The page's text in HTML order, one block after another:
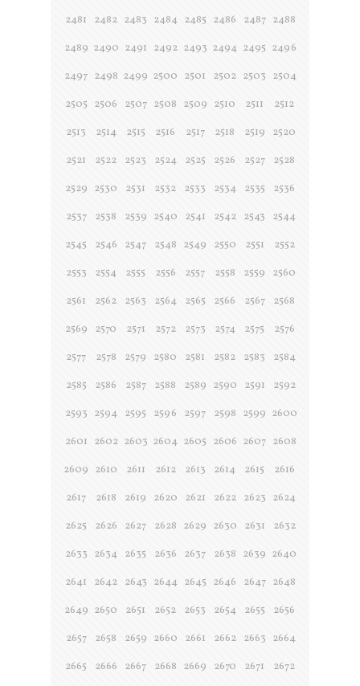
2481
2482 2483 2484 2485 2486 2487 2488
2489 2490 2491 2492 2493 2494 2495 2496
2497 2498 2499 2500 2501 2502 2503 2504
2505 2506 2507 2508 2509 2510 2511
2512
2513
2514 2515 2516 2517 2518 2519
2520
2521
2522 2523 2524 2525 2526 2527
2528
2529 2530 2531 2532 2533 2534 2535
2536
2537
2538 2539 2540 2541 2542 2543
2544
2545
2546 2547 2548 2549 2550 2551
2552
2553
2554 2555 2556 2557 2558 2559
2560
2561
2562 2563 2564 2565 2566 2567
2568
2569
2570 2571 2572 2573 2574 2575
2576
2577
2578 2579 2580 2581 2582 2583
2584
2585
2586 2587 2588 2589 2590 2591
2592
2593 2594 2595 2596 2597 2598 2599 2600
2601 2602 2603 2604 2605 2606 2607 2608
2609 2610 2611 2612 2613 2614 2615
2616
2617
2618 2619 2620 2621 2622 2623 2624
2625
2626 2627 2628 2629 2630 2631
2632
2633 2634 2635 2636 2637 2638 2639 2640
2641
2642 2643 2644 2645 2646 2647 2648
2649 2650 2651 2652 2653 2654 2655
2656
2657
2658 2659 2660 2661 2662 2663 2664
2665
2666 2667 2668 2669 2670 2671 2672